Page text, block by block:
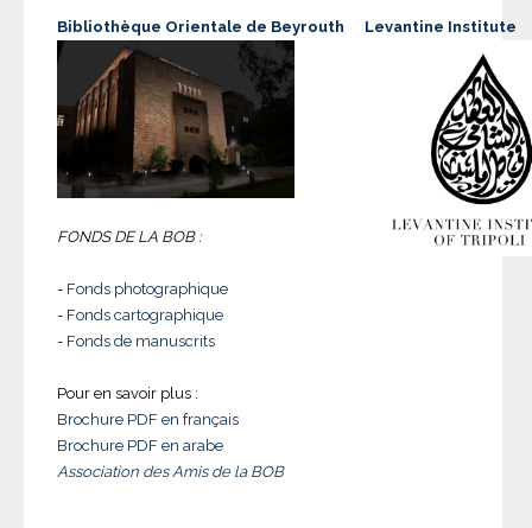
Bibliothèque Orientale de Beyrouth
FONDS DE LA BOB :
- Fonds photographique
- Fonds cartographique
- Fonds de manuscrits
Pour en savoir plus :
Brochure PDF en français
Brochure PDF en arabe
Association des Amis de la BOB
Levantine Institute